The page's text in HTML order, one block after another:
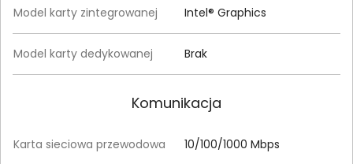
Model karty zintegrowanej Intel® Graphics
Model karty dedykowanej Brak
Komunikacja
Karta sieciowa przewodowa 10/100/1000 Mbps